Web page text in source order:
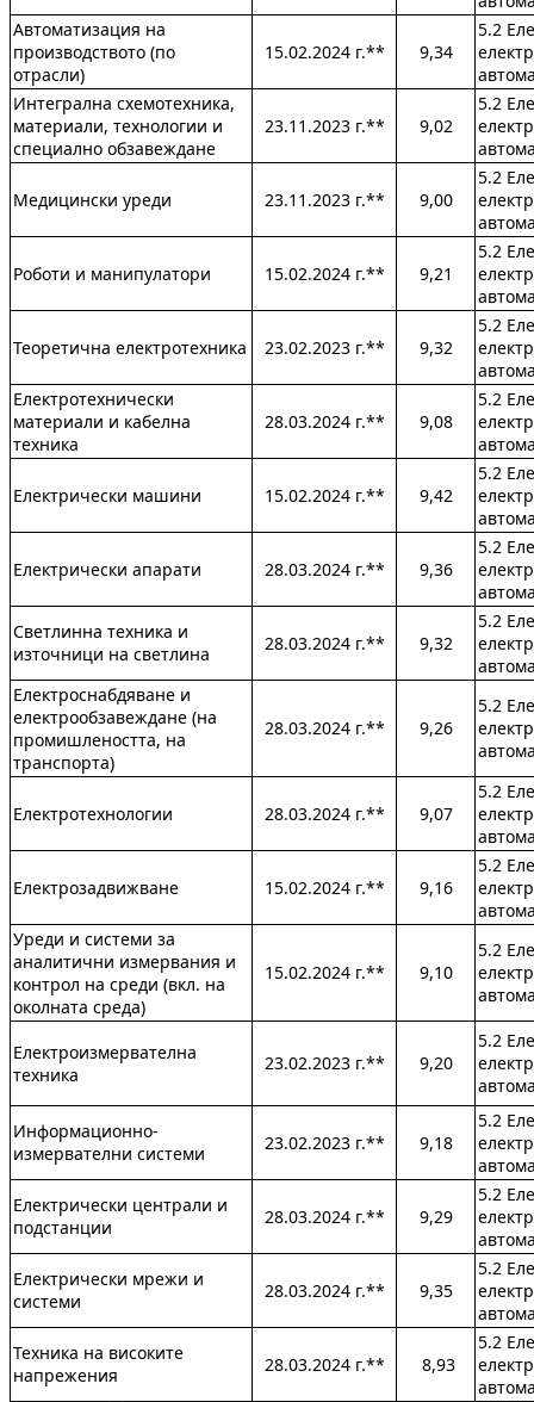
Автоматизация на
производството (по
отрасли)
15.02.2024 г.** 9,34
5.2
Интегрална схемотехника,
материали, технологии и
специално обзавеждане
23.11.2023 г.** 9,02
5.2
Медицински уреди 23.11.2023 г.** 9,00
5.2
Роботи и манипулатори 15.02.2024 г.** 9,21
5.2
Теоретична електротехника 23.02.2023 г.** 9,32
5.2
Електротехнически
материали и кабелна
техника
28.03.2024 г.** 9,08
5.2
Електрически машини 15.02.2024 г.** 9,42
5.2
Електрически апарати 28.03.2024 г.** 9,36
5.2
Светлинна техника и
източници на светлина
28.03.2024 г.** 9,32
5.2
Електроснабдяване и
електрообзавеждане (на
промишлеността, на
транспорта)
28.03.2024 г.** 9,26
5.2
Електротехнологии 28.03.2024 г.** 9,07
5.2
Електрозадвижване 15.02.2024 г.** 9,16
5.2
Уреди и системи за
аналитични измервания и
контрол на среди (вкл. на
околната среда)
15.02.2024 г.** 9,10
5.2
Електроизмервателна
техника
23.02.2023 г.** 9,20
5.2
Информационно-
измервателни системи
23.02.2023 г.** 9,18
5.2
Електрически централи и
подстанции
28.03.2024 г.** 9,29
5.2
Електрически мрежи и
системи
28.03.2024 г.** 9,35
5.2
Техника на високите
напрежения
28.03.2024 г.** 8,93
5.2